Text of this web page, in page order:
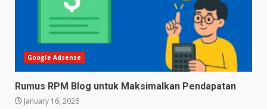
Google Adsense
Rumus RPM Blog untuk Maksimalkan Pendapatan
January 16, 2026